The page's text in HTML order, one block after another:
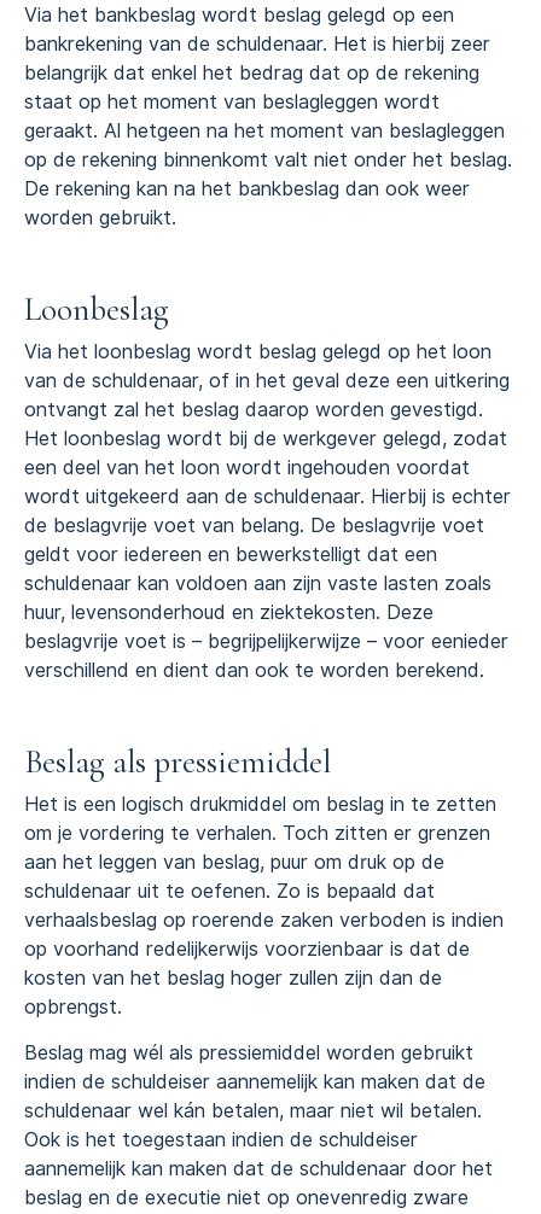
Via het bankbeslag wordt beslag gelegd op een
bankrekening van de schuldenaar. Het is hierbij zeer
belangrijk dat enkel het bedrag dat op de rekening
staat op het moment van beslagleggen wordt
geraakt. Al hetgeen na het moment van beslagleggen
op de rekening binnenkomt valt niet onder het beslag.
De rekening kan na het bankbeslag dan ook weer
worden gebruikt.
Loonbeslag
Via het loonbeslag wordt beslag gelegd op het loon
van de schuldenaar, of in het geval deze een uitkering
ontvangt zal het beslag daarop worden gevestigd.
Het loonbeslag wordt bij de werkgever gelegd, zodat
een deel van het loon wordt ingehouden voordat
wordt uitgekeerd aan de schuldenaar. Hierbij is echter
de beslagvrije voet van belang. De beslagvrije voet
geldt voor iedereen en bewerkstelligt dat een
schuldenaar kan voldoen aan zijn vaste lasten zoals
huur, levensonderhoud en ziektekosten. Deze
beslagvrije voet is – begrijpelijkerwijze – voor eenieder
verschillend en dient dan ook te worden berekend.
Beslag als pressiemiddel
Het is een logisch drukmiddel om beslag in te zetten
om je vordering te verhalen. Toch zitten er grenzen
aan het leggen van beslag, puur om druk op de
schuldenaar uit te oefenen. Zo is bepaald dat
verhaalsbeslag op roerende zaken verboden is indien
op voorhand redelijkerwijs voorzienbaar is dat de
kosten van het beslag hoger zullen zijn dan de
opbrengst.
Beslag mag wél als pressiemiddel worden gebruikt
indien de schuldeiser aannemelijk kan maken dat de
schuldenaar wel kán betalen, maar niet wil betalen.
Ook is het toegestaan indien de schuldeiser
aannemelijk kan maken dat de schuldenaar door het
beslag en de executie niet op onevenredig zware